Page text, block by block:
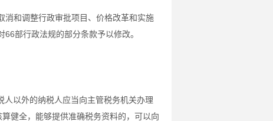
消和调整行政审批项目、价格改革和实施
部行政法规的部分条款予以修改。
人以外的纳税人应当向主管税务机关办理
健全，能够提供准确税务资料的，可以向